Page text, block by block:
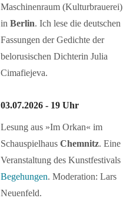
Maschinenraum (Kulturbrauerei)
inBerlin. Ich lese die deutschen
Fassungen der Gedichte der
belorusischen Dichterin Julia
Cimafiejeva.
03.07.2026 - 19 Uhr
Lesung aus »Im Orkan« im
SchauspielhausChemnitz. Eine
Veranstaltung des Kunstfestivals
Begehungen. Moderation: Lars
Neuenfeld.